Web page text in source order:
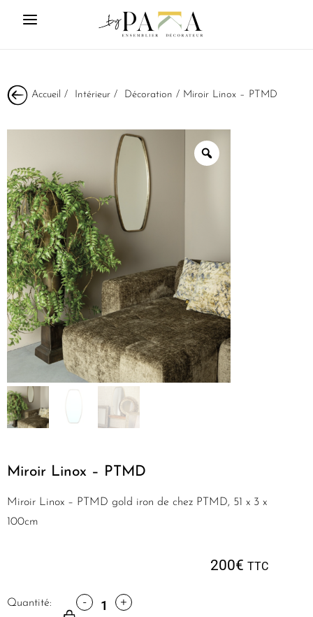
Accueil / Intérieur / Décoration / Miroir Linox – PTMD
Miroir Linox – PTMD
Miroir Linox – PTMD gold iron de chez PTMD, 51 x 3 x
100cm
200€ TTC
Quantité: - +